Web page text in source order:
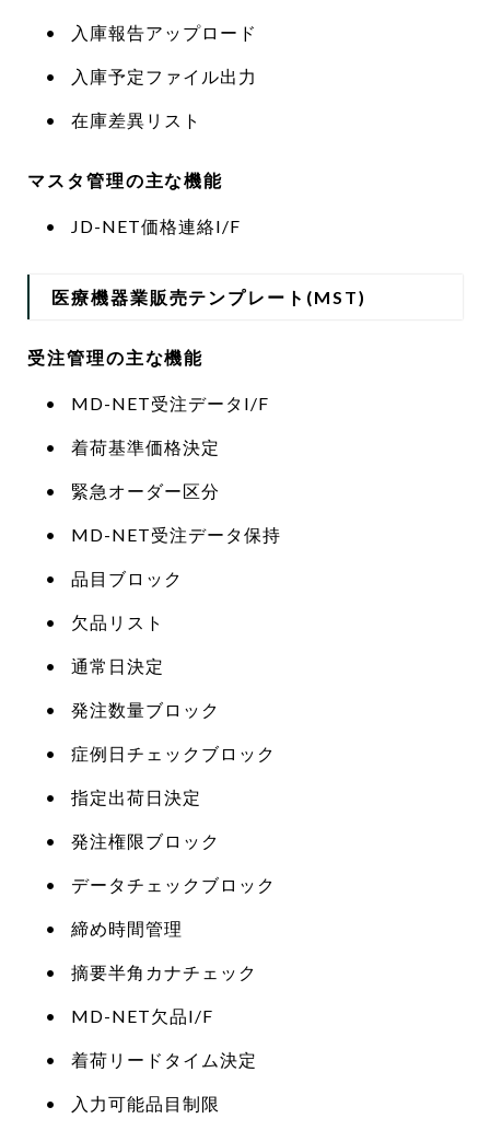
入庫報告アップロード
入庫予定ファイル出力
在庫差異リスト
マスタ管理の主な機能
JD-NET価格連絡I/F
医療機器業販売テンプレート(MST)
受注管理の主な機能
MD-NET受注データI/F
着荷基準価格決定
緊急オーダー区分
MD-NET受注データ保持
品目ブロック
欠品リスト
通常日決定
発注数量ブロック
症例日チェックブロック
指定出荷日決定
発注権限ブロック
データチェックブロック
締め時間管理
摘要半角カナチェック
MD-NET欠品I/F
着荷リードタイム決定
入力可能品目制限